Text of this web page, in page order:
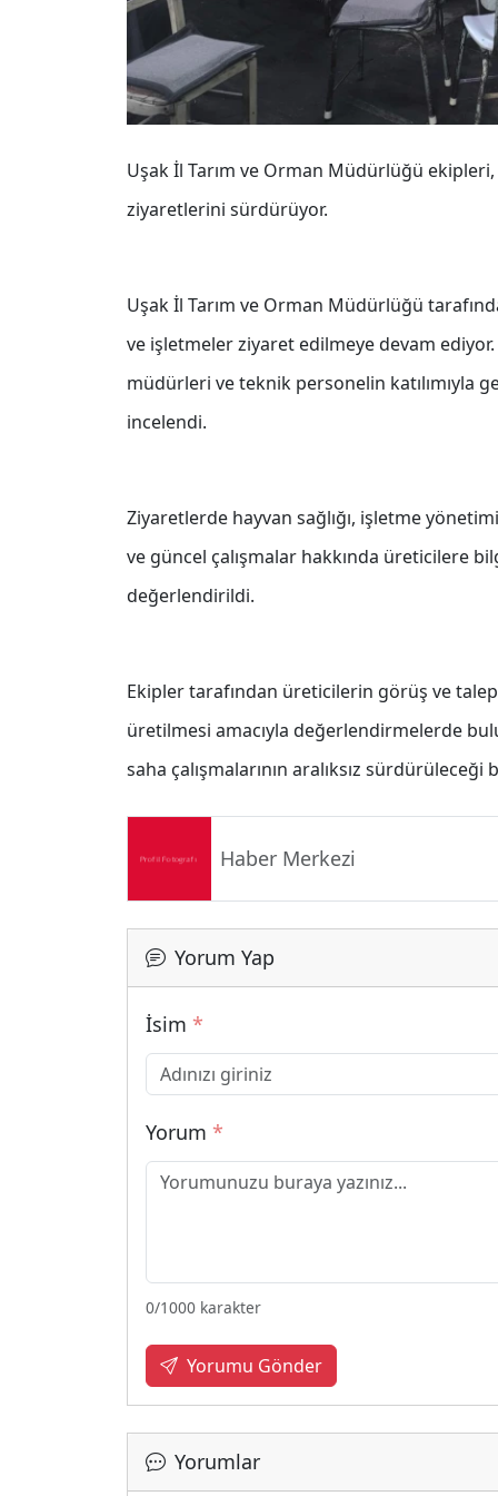
Uşak İl Tarım ve Orman Müdürlüğü
ziyaretlerini sürdürüyor.
Uşak İl Tarım ve Orman Müdürlüğü
ve işletmeler ziyaret edilmeye devam
müdürleri ve teknik personelin katılımıyla
incelendi.
Ziyaretlerde hayvan sağlığı, işletme
ve güncel çalışmalar hakkında üreticilere
değerlendirildi.
Ekipler tarafından üreticilerin görüş ve
üretilmesi amacıyla değerlendirmelerde
saha çalışmalarının aralıksız sürdürüleceği
Haber Merkezi
Yorum Yap
İsim *
Yorum *
0/1000 karakter
Yorumu Gönder
Yorumlar